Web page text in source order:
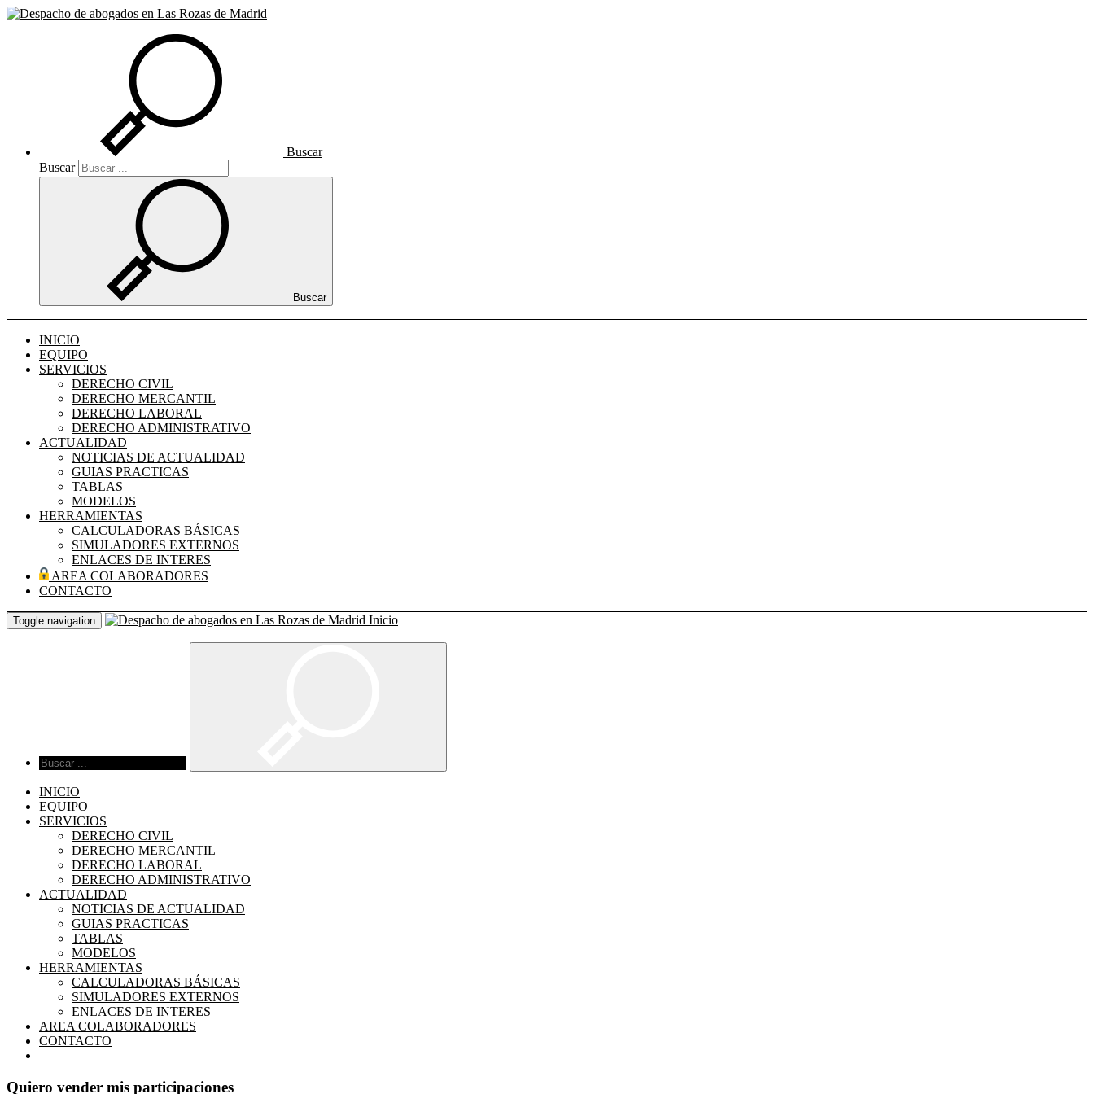
Buscar
Buscar
Buscar
INICIO
EQUIPO
SERVICIOS
DERECHO CIVIL
DERECHO MERCANTIL
DERECHO LABORAL
DERECHO ADMINISTRATIVO
ACTUALIDAD
NOTICIAS DE ACTUALIDAD
GUIAS PRACTICAS
TABLAS
MODELOS
HERRAMIENTAS
CALCULADORAS BÁSICAS
SIMULADORES EXTERNOS
ENLACES DE INTERES
AREA COLABORADORES
CONTACTO
Toggle navigation Inicio
INICIO
EQUIPO
SERVICIOS
DERECHO CIVIL
DERECHO MERCANTIL
DERECHO LABORAL
DERECHO ADMINISTRATIVO
ACTUALIDAD
NOTICIAS DE ACTUALIDAD
GUIAS PRACTICAS
TABLAS
MODELOS
HERRAMIENTAS
CALCULADORAS BÁSICAS
SIMULADORES EXTERNOS
ENLACES DE INTERES
AREA COLABORADORES
CONTACTO
Quiero vender mis participaciones